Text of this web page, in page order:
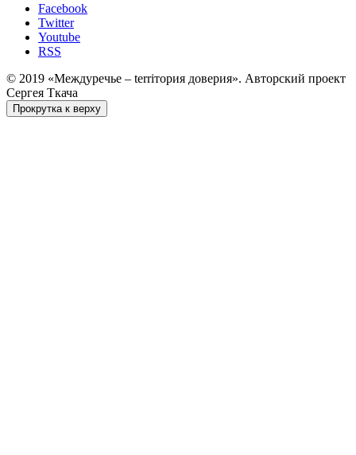
Facebook
Twitter
Youtube
RSS
© 2019 «Междуречье – terriтория доверия». Авторский проект
Сергея Ткача
Прокрутка к верху